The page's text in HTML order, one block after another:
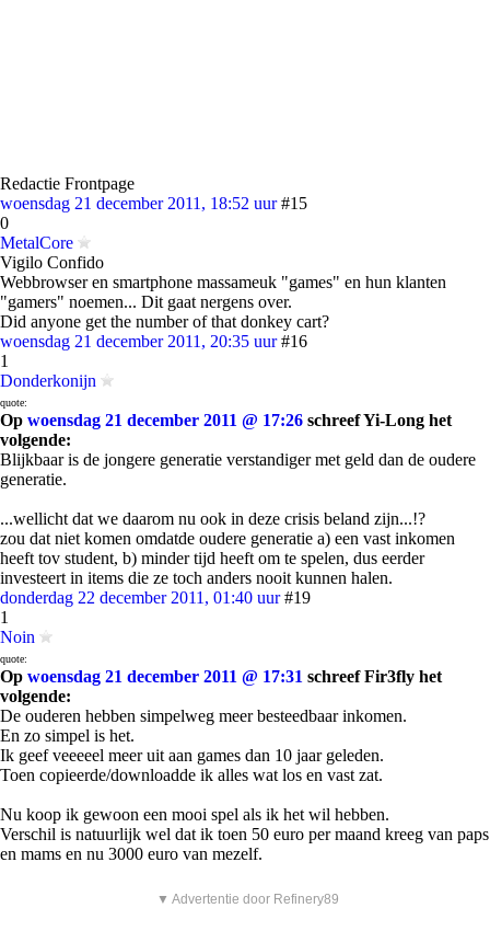
Redactie Frontpage
woensdag 21 december 2011, 18:52 uur #15
0
MetalCore
Vigilo Confido
Webbrowser en smartphone massameuk "games" en hun klanten
"gamers" noemen... Dit gaat nergens over.
Did anyone get the number of that donkey cart?
woensdag 21 december 2011, 20:35 uur #16
1
Donderkonijn
quote:
Op woensdag 21 december 2011 @ 17:26 schreef Yi-Long het
volgende:
Blijkbaar is de jongere generatie verstandiger met geld dan de oudere
generatie.
...wellicht dat we daarom nu ook in deze crisis beland zijn...!?
zou dat niet komen omdatde oudere generatie a) een vast inkomen
heeft tov student, b) minder tijd heeft om te spelen, dus eerder
investeert in items die ze toch anders nooit kunnen halen.
donderdag 22 december 2011, 01:40 uur #19
1
Noin
quote:
Op woensdag 21 december 2011 @ 17:31 schreef Fir3fly het
volgende:
De ouderen hebben simpelweg meer besteedbaar inkomen.
En zo simpel is het.
Ik geef veeeeel meer uit aan games dan 10 jaar geleden.
Toen copieerde/downloadde ik alles wat los en vast zat.
Nu koop ik gewoon een mooi spel als ik het wil hebben.
Verschil is natuurlijk wel dat ik toen 50 euro per maand kreeg van paps
en mams en nu 3000 euro van mezelf.
▼ Advertentie door Refinery89